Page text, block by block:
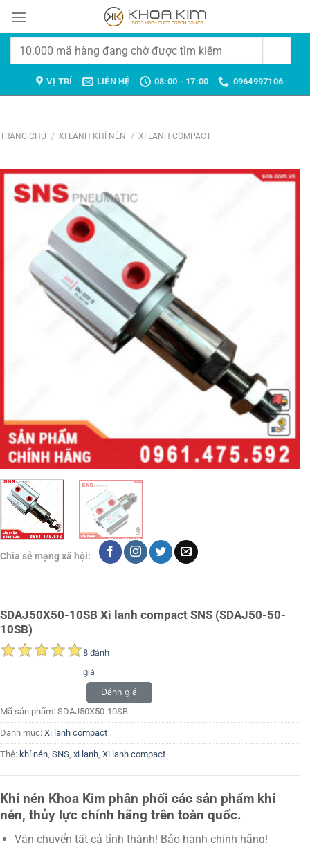
đến
Tìm
VỊ TRÍ LIÊN HỆ 08:00 - 17:00 0964997106
TRANG CHỦ / XI LANH KHÍ NÉN / XI LANH COMPACT
Chia sẻ mạng xã hội:
SDAJ50X50-10SB Xi lanh compact SNS (SDAJ50-50-
10SB)
8 đánh
giá
Đánh giá
Mã sản phẩm: SDAJ50X50-10SB
Danh mục: Xi lanh compact
Thẻ: khí nén, SNS, xi lanh, Xi lanh compact
Khí nén Khoa Kim phân phối các sản phẩm khí
nén, thủy lực chính hãng trên toàn quốc.
Vận chuyển tất cả tỉnh thành! Bảo hành chính hãng!